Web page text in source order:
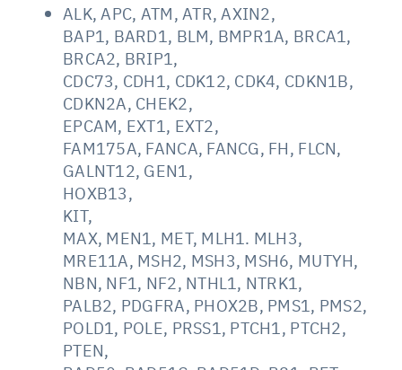
ALK, APC, ATM, ATR, AXIN2,
BAP1, BARD1, BLM, BMPR1A, BRCA1,
BRCA2, BRIP1,
CDC73, CDH1, CDK12, CDK4, CDKN1B,
CDKN2A, CHEK2,
EPCAM, EXT1, EXT2,
FAM175A, FANCA, FANCG, FH, FLCN,
GALNT12, GEN1,
HOXB13,
KIT,
MAX, MEN1, MET, MLH1. MLH3,
MRE11A, MSH2, MSH3, MSH6, MUTYH,
NBN, NF1, NF2, NTHL1, NTRK1,
PALB2, PDGFRA, PHOX2B, PMS1, PMS2,
POLD1, POLE, PRSS1, PTCH1, PTCH2,
PTEN,